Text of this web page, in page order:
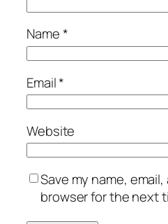
Name*
Email*
Website
Save my name,
browser for the next